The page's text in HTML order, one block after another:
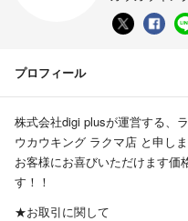
プロフィール
株式会社digi plusが運営する、
ウカウキング ラクマ店 と申しま
お客様にお喜びいただけます価
す！！
★お取引に関して